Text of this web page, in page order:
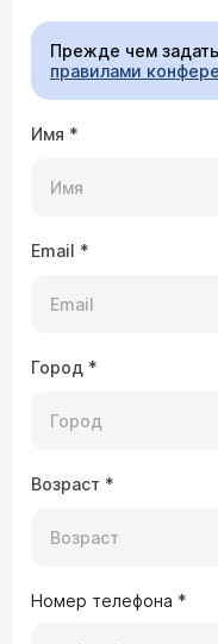
Прежде чем
правилами
Имя *
Email *
Город *
Возраст *
Номер телефона *